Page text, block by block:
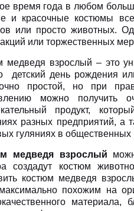
время года в любом
и красочные костюмы
или просто животных.
или торжественных
медведя взрослый – это
детский день рождения
простой, но при
можно получить
продукт,
разных предприятий, а
гуляниях в общественных
медведя взрослый
создадут костюм
костюм медведя
похожим на